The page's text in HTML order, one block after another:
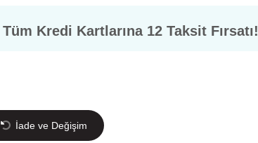
Tüm Kredi Kartlarına 12 Taksit Fırsatı!
İade ve Değişim